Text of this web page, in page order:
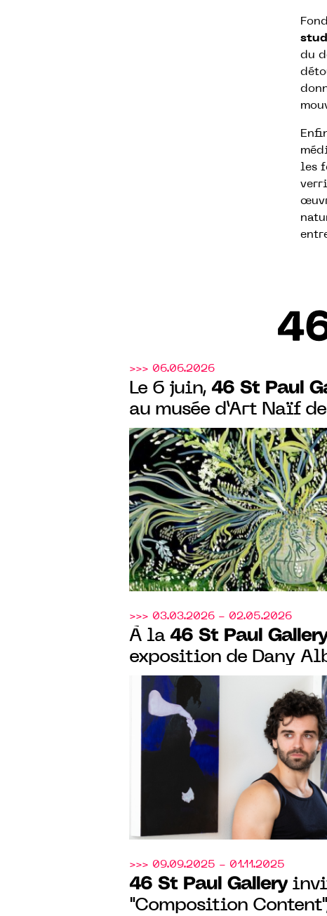
du
les
>>> 06.06.2026
Le 6 juin, 46 St Paul
au musée d’Art Naïf
œuvres d'Amélie
"Rendez-vous aux
>>> 03.03.2026 - 02.05.2026
À la 46 St Paul Gallery
exposition de Dany
artiste plasticien de
2024
>>> 09.09.2025 - 01.11.2025
46 St Paul Gallery
"Composition